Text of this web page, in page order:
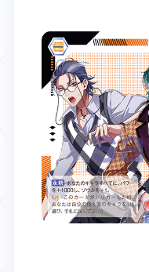
Event
イベント
Rule /
ルール/Q&A